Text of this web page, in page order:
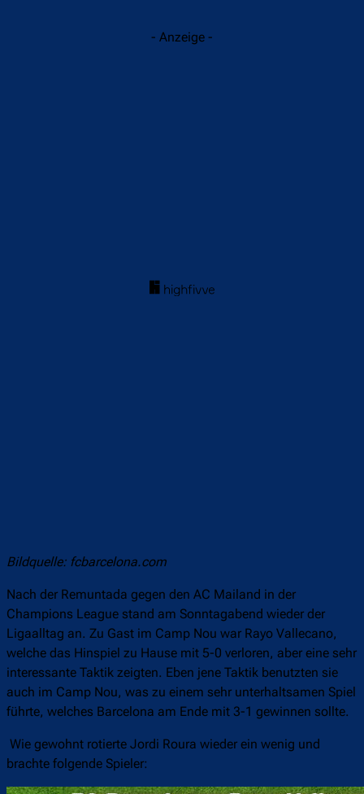
- Anzeige -
Bildquelle: fcbarcelona.com
Nach der Remuntada gegen den AC Mailand in der
Champions League stand am Sonntagabend wieder der
Ligaalltag an. Zu Gast im Camp Nou war Rayo Vallecano,
welche das Hinspiel zu Hause mit 5-0 verloren, aber eine sehr
interessante Taktik zeigten. Eben jene Taktik benutzten sie
auch im Camp Nou, was zu einem sehr unterhaltsamen Spiel
führte, welches Barcelona am Ende mit 3-1 gewinnen sollte.
Wie gewohnt rotierte Jordi Roura wieder ein wenig und
brachte folgende Spieler: